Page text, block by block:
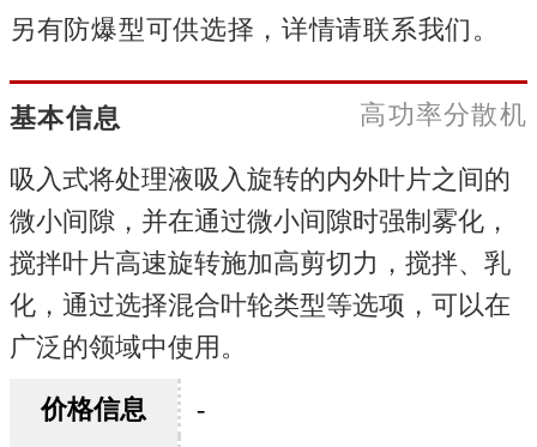
另有防爆型可供选择，详情请联系我们。
基本信息
高功率分散机
吸入式将处理液吸入旋转的内外叶片之间的
微小间隙，并在通过微小间隙时强制雾化，
搅拌叶片高速旋转施加高剪切力，搅拌、乳
化，通过选择混合叶轮类型等选项，可以在
广泛的领域中使用。
价格信息
-